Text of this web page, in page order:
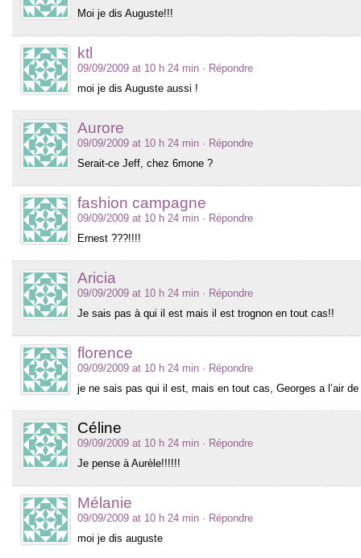
Moi je dis Auguste!!!
ktl
09/09/2009 at 10 h 24 min · Répondre
moi je dis Auguste aussi !
Aurore
09/09/2009 at 10 h 24 min · Répondre
Serait-ce Jeff, chez 6mone ?
fashion campagne
09/09/2009 at 10 h 24 min · Répondre
Ernest ???!!!!
Aricia
09/09/2009 at 10 h 24 min · Répondre
Je sais pas à qui il est mais il est trognon en tout cas!!
florence
09/09/2009 at 10 h 24 min · Répondre
je ne sais pas qui il est, mais en tout cas, Georges a l’air
Céline
09/09/2009 at 10 h 24 min · Répondre
Je pense à Aurèle!!!!!!
Mélanie
09/09/2009 at 10 h 24 min · Répondre
moi je dis auguste